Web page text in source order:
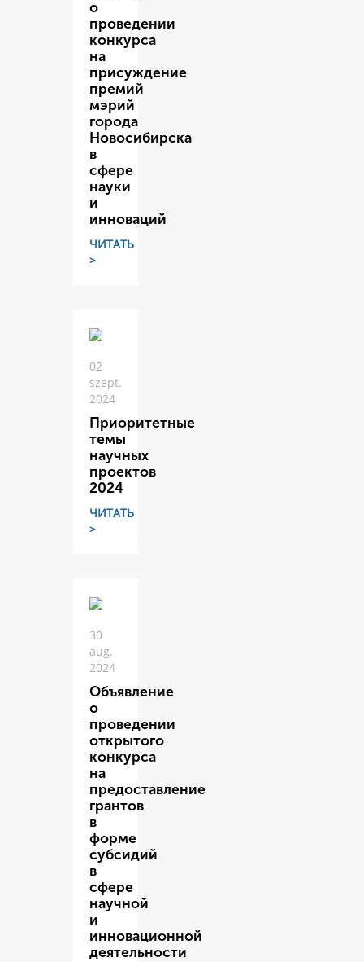
о
проведении
конкурса
на
присуждение
премий
мэрий
города
Новосибирска
в
сфере
науки
и
инноваций
ЧИТАТЬ
>
02
szept.
2024
Приоритетные
темы
научных
проектов
2024
ЧИТАТЬ
>
30
aug.
2024
Объявление
о
проведении
открытого
конкурса
на
предоставление
грантов
в
форме
субсидий
в
сфере
научной
и
инновационной
деятельности